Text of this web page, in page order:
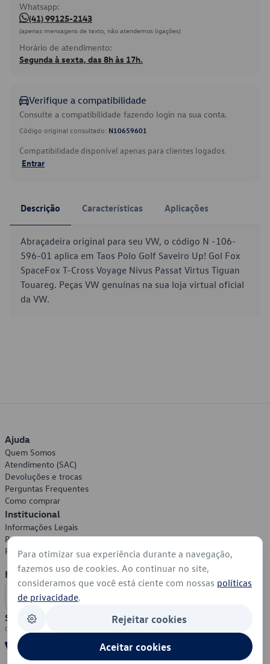
Whatsapp:
(41) 99125-2143
(apenas mensagens de texto, não atendemos ligações)
Horário de atendimento:
Segunda à sexta, das 8h às 17h.
Verifique a compatibilidade
Consulte a compatibilidade fazendo login na sua conta.
Código original consultado: N10659601
Compatibilidade disponível apenas para clientes logados.
Entrar
Descrição Características Aplicações
Abraçadeira original para seu VW, o código N -106-
596-01 aplica em Taos Polo Golf Saveiro Up! Gol Fox
SpaceFox T-Cross Voyage Nivus Passat Virtus Tiguan
Touareg. Peças VW genuínas na sua loja virtual oficial
da VW.
Ajuda
Quem Somos
Atendimento (SAC)
Devoluções e trocas
Perguntas Frequentes
Como comprar
Institucional
Informações Legais
Política de Privacidade
Política de Cookies
Formas de Pagamento
Segurança
Para otimizar sua experiência durante a navegação,
fazemos uso de cookies. Ao continuar no site,
consideramos que você está ciente com nossas políticas
de privacidade.
Rejeitar cookies
Aceitar cookies